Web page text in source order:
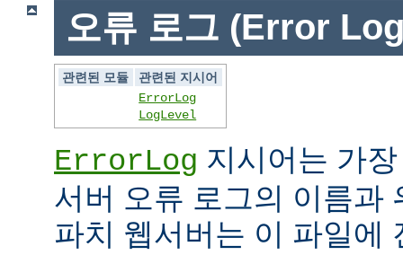
오류 로그 (Error
관련된 모듈
관련된 지시어
ErrorLog
LogLevel
ErrorLog 지시어는 가
서버 오류 로그의 이름과
파치 웹서버는 이 파일에